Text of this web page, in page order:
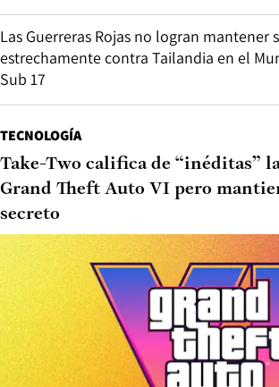
Las Guerreras Rojas no logran mantener
estrechamente contra Tailandia en el
Sub 17
TECNOLOGÍA
Take-Two califica de “inéditas”
Grand Theft Auto VI pero
secreto